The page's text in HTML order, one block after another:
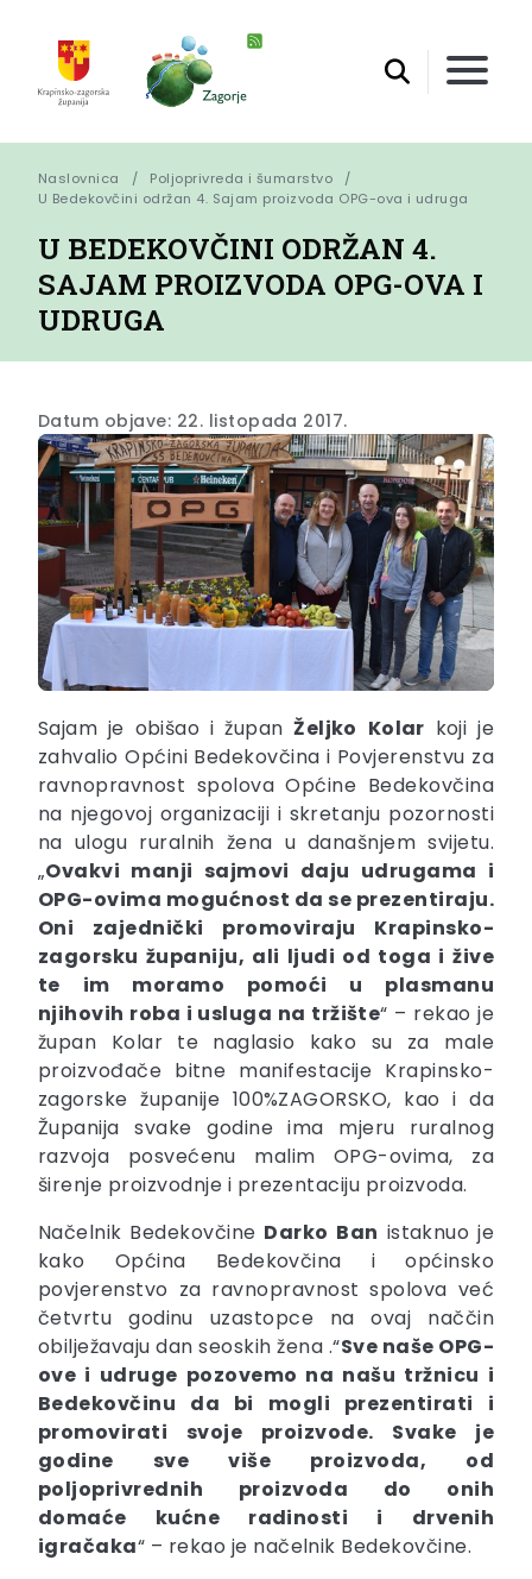
Naslovnica
Poljoprivreda i šumarstvo
U Bedekovčini održan 4. Sajam proizvoda OPG-ova i udruga
U BEDEKOVČINI ODRŽAN 4.
SAJAM PROIZVODA OPG-OVA I
UDRUGA
Datum objave: 22. listopada 2017.
Sajam je obišao i županŽeljko Kolar koji je
zahvalio Općini Bedekovčina i Povjerenstvu za
ravnopravnost spolova Općine Bedekovčina
na njegovoj organizaciji i skretanju pozornosti
na ulogu ruralnih žena u današnjem svijetu.
„Ovakvi manji sajmovi daju udrugama i
OPG-ovima mogućnost da se prezentiraju.
Oni zajednički promoviraju Krapinsko-
zagorsku županiju, ali ljudi od toga i žive
te im moramo pomoći u plasmanu
njihovih roba i usluga na tržište“ – rekao je
župan Kolar te naglasio kako su za male
proizvođače bitne manifestacije Krapinsko-
zagorske županije 100%ZAGORSKO, kao i da
Županija svake godine ima mjeru ruralnog
razvoja posvećenu malim OPG-ovima, za
širenje proizvodnje i prezentaciju proizvoda.
Načelnik Bedekovčine Darko Ban istaknuo je
kako Općina Bedekovčina i općinsko
povjerenstvo za ravnopravnost spolova već
četvrtu godinu uzastopce na ovaj naččin
obilježavaju dan seoskih žena .“Sve naše OPG-
ove i udruge pozovemo na našu tržnicu i
Bedekovčinu da bi mogli prezentirati i
promovirati svoje proizvode. Svake je
godine sve više proizvoda, od
poljoprivrednih proizvoda do onih
domaće kućne radinosti i drvenih
igračaka“ – rekao je načelnik Bedekovčine.